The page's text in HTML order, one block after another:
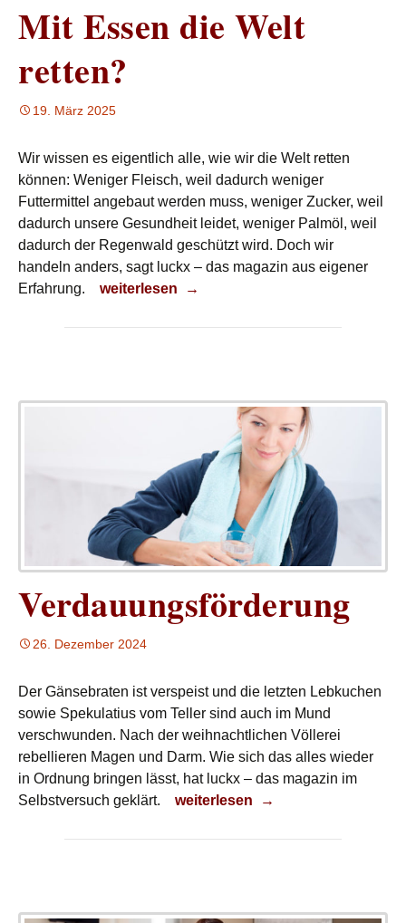
Mit Essen die Welt
retten?
19. März 2025
Wir wissen es eigentlich alle, wie wir die Welt retten
können: Weniger Fleisch, weil dadurch weniger
Futtermittel angebaut werden muss, weniger Zucker, weil
dadurch unsere Gesundheit leidet, weniger Palmöl, weil
dadurch der Regenwald geschützt wird. Doch wir
handeln anders, sagt luckx – das magazin aus eigener
Erfahrung.
Mit Essen die Welt retten?
weiterlesen →
Verdauungsförderung
26. Dezember 2024
Der Gänsebraten ist verspeist und die letzten Lebkuchen
sowie Spekulatius vom Teller sind auch im Mund
verschwunden. Nach der weihnachtlichen Völlerei
rebellieren Magen und Darm. Wie sich das alles wieder
in Ordnung bringen lässt, hat luckx – das magazin im
Selbstversuch geklärt.
Verdauungsförderung
weiterlesen →